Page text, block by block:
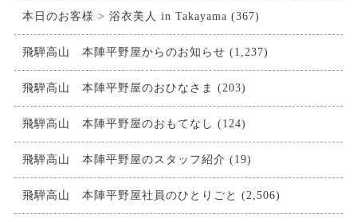
本日のお客様 > 浴衣美人 in Takayama (367)
飛騨高山 本陣平野屋からのお知らせ (1,237)
飛騨高山 本陣平野屋のおひなさま (203)
飛騨高山 本陣平野屋のおもてなし (124)
飛騨高山 本陣平野屋のスタッフ紹介 (19)
飛騨高山 本陣平野屋社員のひとりごと (2,506)